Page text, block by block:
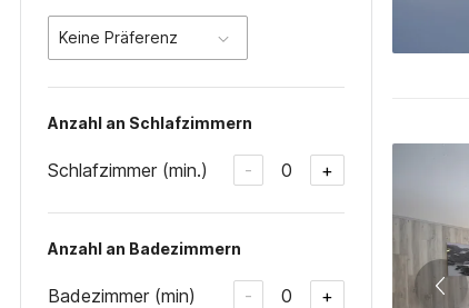
Keine Präferenz
Anzahl an Schlafzimmern
Schlafzimmer (min.) - 0 +
Anzahl an Badezimmern
Badezimmer (min) - 0 +